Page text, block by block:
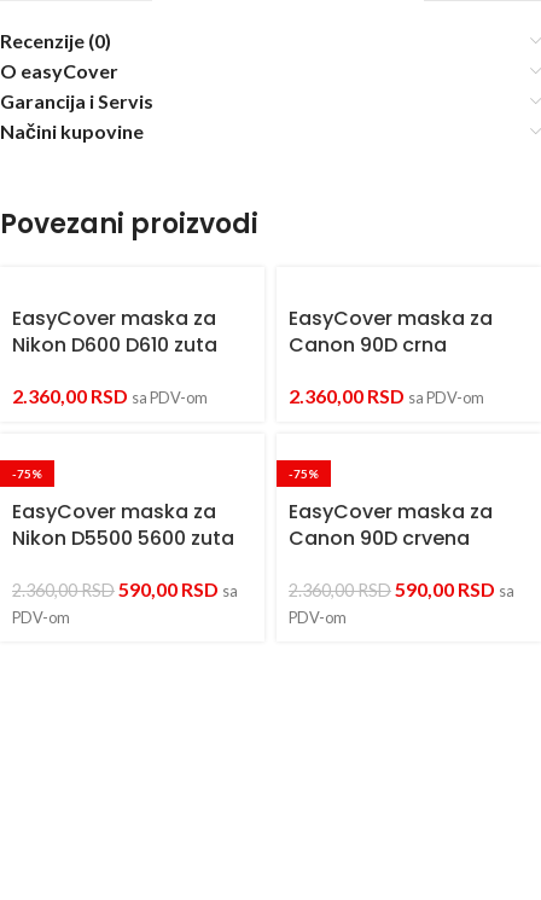
Recenzije (0)
O easyCover
Garancija i Servis
Načini kupovine
Povezani proizvodi
EasyCover maska za
Nikon D600 D610 zuta
2.360,00 RSD sa PDV-om
EasyCover maska za
Canon 90D crna
2.360,00 RSD sa PDV-om
-75%
EasyCover maska za
Nikon D5500 5600 zuta
2.360,00RSD590,00 RSD sa
PDV-om
-75%
EasyCover maska za
Canon 90D crvena
2.360,00RSD590,00 RSD sa
PDV-om